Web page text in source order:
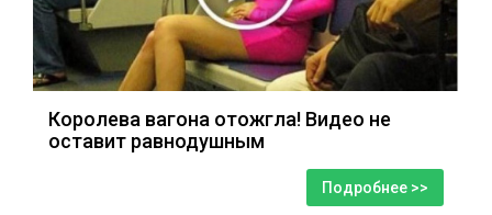
Королева вагона отожгла! Видео не
оставит равнодушным
Подробнее >>